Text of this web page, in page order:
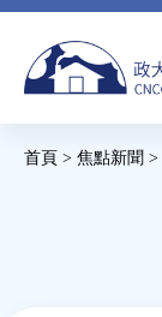
Jump
navigation
搜
首頁 > 焦點新聞 >